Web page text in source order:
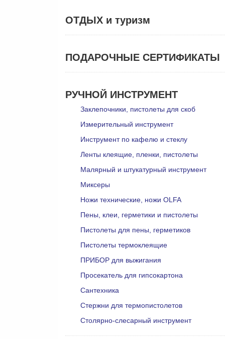
ОТДЫХ и туризм
ПОДАРОЧНЫЕ СЕРТИФИКАТЫ
РУЧНОЙ ИНСТРУМЕНТ
Заклепочники, пистолеты для скоб
Измерительный инструмент
Инструмент по кафелю и стеклу
Ленты клеящие, пленки, пистолеты
Малярный и штукатурный инструмент
Миксеры
Ножи технические, ножи OLFA
Пены, клеи, герметики и пистолеты
Пистолеты для пены, герметиков
Пистолеты термоклеящие
ПРИБОР для выжигания
Просекатель для гипсокартона
Сантехника
Стержни для термопистолетов
Столярно-слесарный инструмент